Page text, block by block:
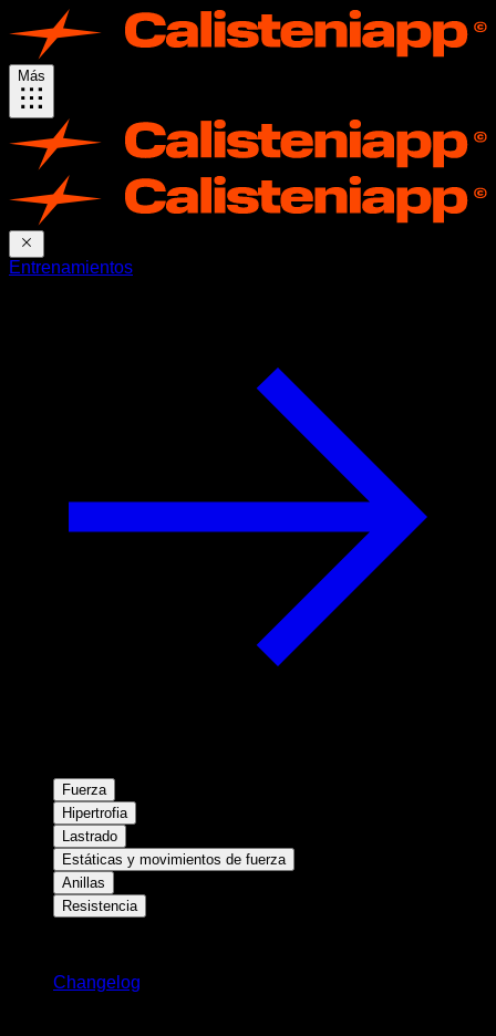
Más
Entrenamientos
Fuerza
Hipertrofia
Lastrado
Estáticas y movimientos de fuerza
Anillas
Resistencia
Changelog